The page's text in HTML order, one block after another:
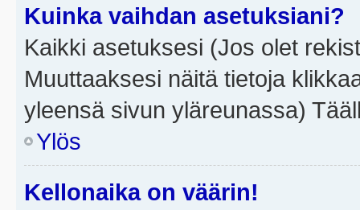
Kuinka vaihdan asetuksiani?
Kaikki asetuksesi (Jos olet
Muuttaaksesi näitä tietoja
yleensä sivun yläreunassa)
Ylös
Kellonaika on väärin!